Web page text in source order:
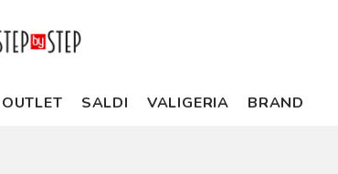
OUTLET SALDI VALIGERIA BRAND